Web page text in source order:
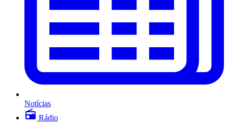
Notícias
Rádio